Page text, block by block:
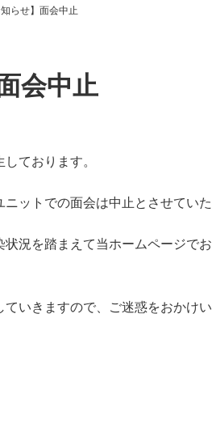
知らせ】面会中止
会中止
ております。
ットでの面会は中止とさせていた
況を踏まえて当ホームページで
いきますので、ご迷惑をおかけ